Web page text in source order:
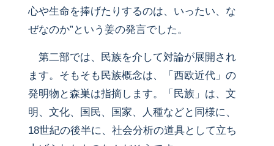
心や生命を捧げたりするのは、いったい、な
ぜなのか”という姜の発言でした。
第二部では、民族を介して対論が展開され
ます。そもそも民族概念は、「西欧近代」の
発明物と森巣は指摘します。「民族」は、文
明、文化、国民、国家、人種などと同様に、
18世紀の後半に、社会分析の道具として立ち